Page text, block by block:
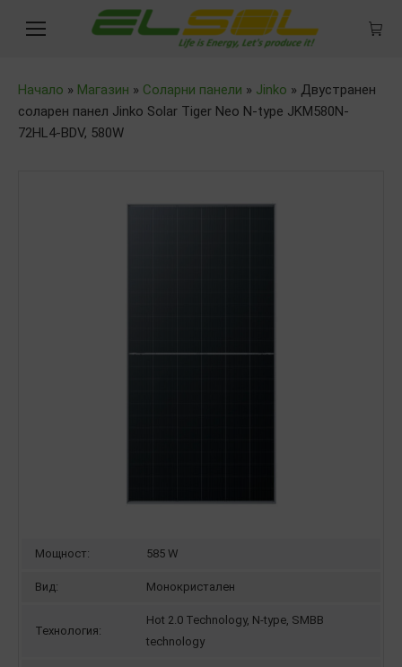
Начало » Магазин » Соларни панели » Jinko » Двустранен
соларен панел Jinko Solar Tiger Neo N-type JKM580N-
72HL4-BDV, 580W
Мощност: 585 W
Вид: Монокристален
Технология:
Hot 2.0 Technology, N-type, SMBB
technology